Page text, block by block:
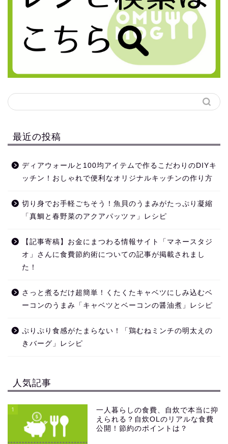
最近の投稿
ディアウォールと100均アイテムで作るこだわりのDIYキ
ッチン！おしゃれで便利なオリジナルキッチンの作り方
切り身でお手軽ごちそう！魚貝のうまみがたっぷり凝縮
「真鯛と春野菜のアクアパッツァ」レシピ
【記事寄稿】お金にまつわる情報サイト「マネースタジ
オ」さんに食費節約術についての記事が掲載されまし
た！
さっと煮るだけ超簡単！くたくたキャベツにしみ込むベ
ーコンのうまみ「キャベツとベーコンの醤油煮」レシピ
ぷりぷり食感がたまらない！「鶏むねミンチの明太えの
きバーグ」レシピ
人気記事
1
一人暮らしの食費、自炊で本当に抑
えられる？自炊OLのリアルな食費
公開！節約のポイントは？